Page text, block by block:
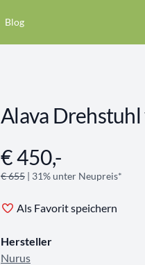
Blog
Alava
Angebotsinformationen
€ 450,-
€ 655 | 31% unter Neupreis*
Als Favorit speichern
Hersteller
Nurus